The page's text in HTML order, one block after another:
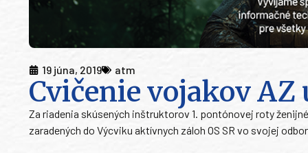
19 júna, 2019 atm
Cvičenie vojakov
Za riadenia skúsených inštruktorov 1. pontónovej roty
zaradených do Výcviku aktívnych záloh OS SR vo svojej